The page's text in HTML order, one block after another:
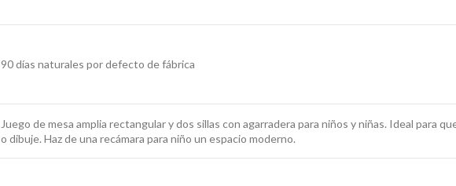
90 días naturales por defecto de fábrica
Juego de mesa amplia rectangular y dos sillas con agarradera para niños y niñas. Ideal para
o dibuje. Haz de una recámara para niño un espacio moderno.